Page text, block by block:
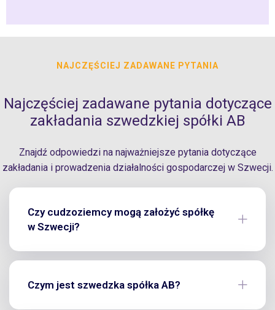
NAJCZĘŚCIEJ ZADAWANE PYTANIA
Najczęściej zadawane pytania dotyczące
zakładania szwedzkiej spółki AB
Znajdź odpowiedzi na najważniejsze pytania dotyczące
zakładania i prowadzenia działalności gospodarczej w Szwecji.
Czy cudzoziemcy mogą założyć spółkę
w Szwecji?
Czym jest szwedzka spółka AB?